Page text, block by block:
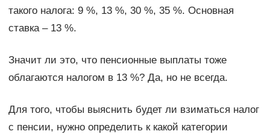
такого налога: 9 %, 13 %, 30 %, 35 %. Основная
ставка – 13 %.
Значит ли это, что пенсионные выплаты тоже
облагаются налогом в 13 %? Да, но не всегда.
Для того, чтобы выяснить будет ли взиматься налог
с пенсии, нужно определить к какой категории